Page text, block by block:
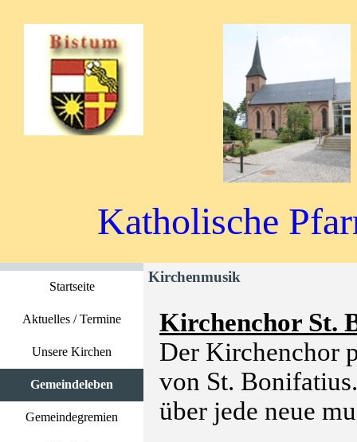
Katholische
Startseite
Aktuelles / Termine
Unsere Kirchen
Gemeindeleben
Gemeindegremien
Kirchenmusik
Kirchenchor St.
Der Kirchenchor
von St.
über jede neue